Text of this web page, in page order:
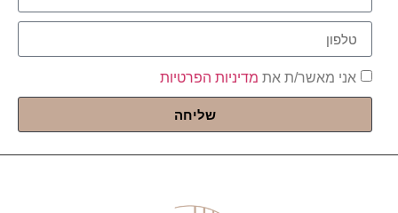
אני מאשר/ת את מדיניות הפרטיות
שליחה